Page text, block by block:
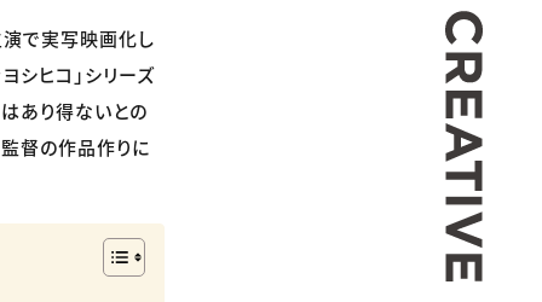
で実写映画化し
シヒコ」シリーズ
あり得ないとの
督の作品作りに